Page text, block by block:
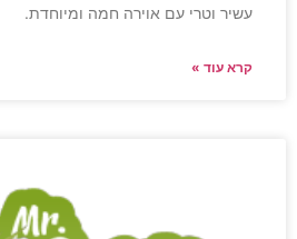
עשיר וטרי עם אוירה חמה ומיוחדת.
קרא עוד »